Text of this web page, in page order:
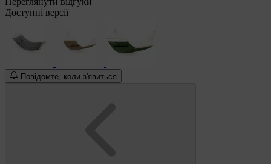
Доступні версії
Повідомте, коли з'явиться